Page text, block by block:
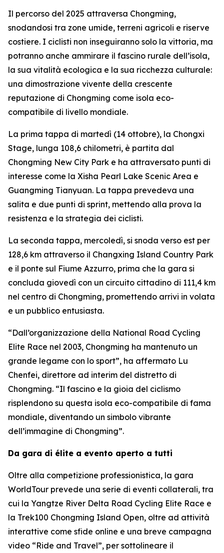
Il percorso del 2025 attraversa Chongming,
snodandosi tra zone umide, terreni agricoli e riserve
costiere. I ciclisti non inseguiranno solo la vittoria, ma
potranno anche ammirare il fascino rurale dell’isola,
la sua vitalità ecologica e la sua ricchezza culturale:
una dimostrazione vivente della crescente
reputazione di Chongming come isola eco-
compatibile di livello mondiale.
La prima tappa di martedì (14 ottobre), la Chongxi
Stage, lunga 108,6 chilometri, è partita dal
Chongming New City Park e ha attraversato punti di
interesse come la Xisha Pearl Lake Scenic Area e
Guangming Tianyuan. La tappa prevedeva una
salita e due punti di sprint, mettendo alla prova la
resistenza e la strategia dei ciclisti.
La seconda tappa, mercoledì, si snoda verso est per
128,6 km attraverso il Changxing Island Country Park
e il ponte sul Fiume Azzurro, prima che la gara si
concluda giovedì con un circuito cittadino di 111,4 km
nel centro di Chongming, promettendo arrivi in volata
e un pubblico entusiasta.
“Dall’organizzazione della National Road Cycling
Elite Race nel 2003, Chongming ha mantenuto un
grande legame con lo sport”, ha affermato Lu
Chenfei, direttore ad interim del distretto di
Chongming. “Il fascino e la gioia del ciclismo
risplendono su questa isola eco-compatibile di fama
mondiale, diventando un simbolo vibrante
dell’immagine di Chongming”.
Da gara di élite a evento aperto a tutti
Oltre alla competizione professionistica, la gara
WorldTour prevede una serie di eventi collaterali, tra
cui la Yangtze River Delta Road Cycling Elite Race e
la Trek100 Chongming Island Open, oltre ad attività
interattive come sfide online e una breve campagna
video “Ride and Travel”, per sottolineare il